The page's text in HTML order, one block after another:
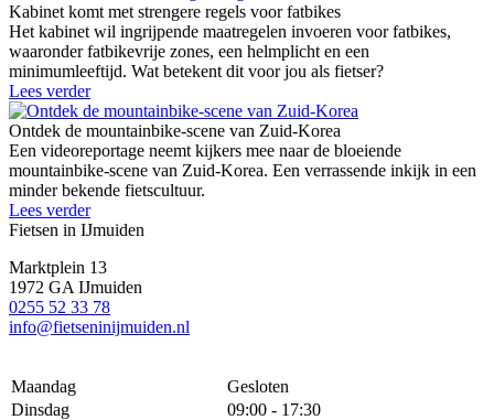
Kabinet komt met strengere regels voor fatbikes
Het kabinet wil ingrijpende maatregelen invoeren voor fatbikes,
waaronder fatbikevrije zones, een helmplicht en een
minimumleeftijd. Wat betekent dit voor jou als fietser?
Lees verder
Ontdek de mountainbike-scene van Zuid-Korea
Een videoreportage neemt kijkers mee naar de bloeiende
mountainbike-scene van Zuid-Korea. Een verrassende inkijk in een
minder bekende fietscultuur.
Lees verder
Fietsen in IJmuiden
Marktplein 13
1972 GA IJmuiden
0255 52 33 78
info@fietseninijmuiden.nl
Maandag
Gesloten
Dinsdag
09:00 - 17:30